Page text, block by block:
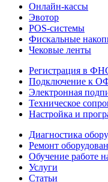
Онлайн-кассы
Эвотор
POS-системы
Фискальные
Чековые ленты
Регистрация в
Подключение к
Электронная
Техническое
Настройка и
Диагностика
Ремонт
Обучение работе
Услуги
Статьи